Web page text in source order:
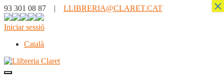
93 301 08 87 | LLIBRERIA@CLARET.CAT
Iniciar sessió
Català
×